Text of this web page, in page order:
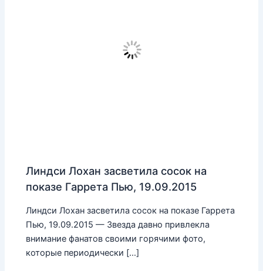
Линдси Лохан засветила сосок на
показе Гаррета Пью, 19.09.2015
Линдси Лохан засветила сосок на показе Гаррета
Пью, 19.09.2015 — Звезда давно привлекла
внимание фанатов своими горячими фото,
которые периодически […]